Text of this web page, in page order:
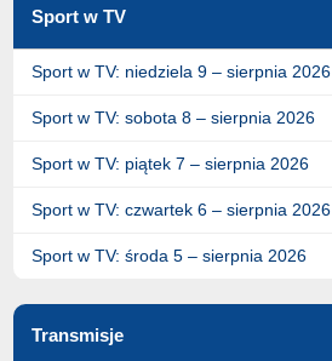
Sport w TV
Sport w TV: niedziela 9 – sierpnia 2026
Sport w TV: sobota 8 – sierpnia 2026
Sport w TV: piątek 7 – sierpnia 2026
Sport w TV: czwartek 6 – sierpnia 2026
Sport w TV: środa 5 – sierpnia 2026
Transmisje